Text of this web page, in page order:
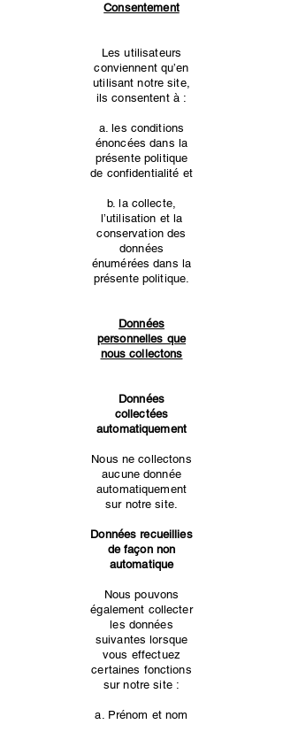
Consentement
Les utilisateurs
conviennent qu’en
utilisant notre site,
ils consentent à :
a. les conditions
énoncées dans la
présente politique
de confidentialité et
b. la collecte,
l’utilisation et la
conservation des
données
énumérées dans la
présente politique.
Données
personnelles que
nous collectons
Données
collectées
automatiquement
Nous ne collectons
aucune donnée
automatiquement
sur notre site.
Données recueillies
de façon non
automatique
Nous pouvons
également collecter
les données
suivantes lorsque
vous effectuez
certaines fonctions
sur notre site :
a. Prénom et nom